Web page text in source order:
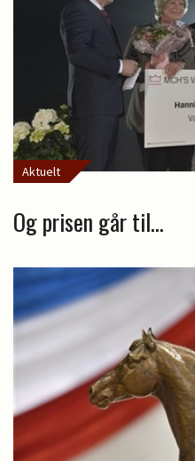
Aktuelt
Og prisen går til...